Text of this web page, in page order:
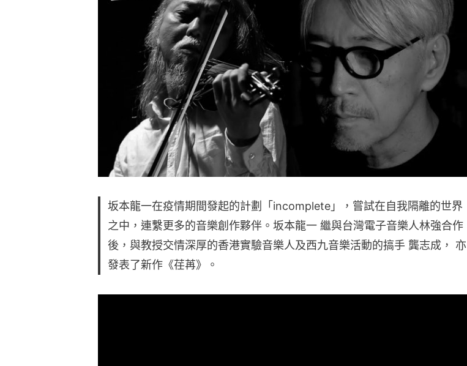
坂本龍一在疫情期間發起的計劃「incomplete」，嘗試在自我隔離的世界
之中，連繫更多的音樂創作夥伴。坂本龍一 繼與台灣電子音樂人林強合作
後，與教授交情深厚的香港實驗音樂人及西九音樂活動的搞手 龔志成， 亦
發表了新作《荏苒》。